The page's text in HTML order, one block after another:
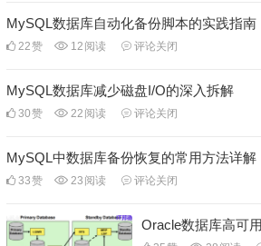
MySQL数据库自动化备份脚本的实践指南
22赞 12 阅读 评论关闭
MySQL数据库减少磁盘I/O的深入拆解
30赞 22 阅读 评论关闭
MySQL中数据库备份恢复的常用方法详解
33赞 23 阅读 评论关闭
Oracle数据库高可